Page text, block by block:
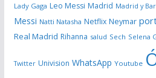
Lady Gaga Leo Messi Madrid Madrid y
Messi Natti Natasha Netflix Neymar
Real Madrid Rihanna salud Sech Selena
Twitter Univision WhatsApp Youtube